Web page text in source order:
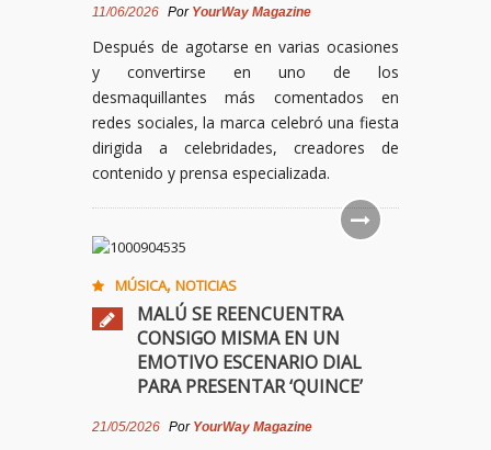
11/06/2026 Por YourWay Magazine
Después de agotarse en varias ocasiones
y convertirse en uno de los
desmaquillantes más comentados en
redes sociales, la marca celebró una fiesta
dirigida a celebridades, creadores de
contenido y prensa especializada.
MÚSICA, NOTICIAS
MALÚ SE REENCUENTRA
CONSIGO MISMA EN UN
EMOTIVO ESCENARIO DIAL
PARA PRESENTAR ‘QUINCE’
21/05/2026 Por YourWay Magazine